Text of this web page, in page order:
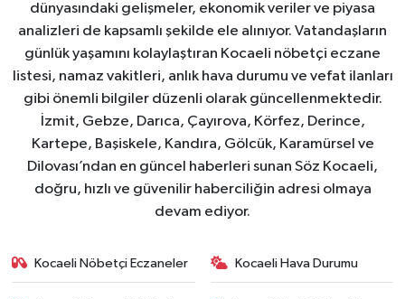
dünyasındaki gelişmeler, ekonomik veriler ve piyasa
analizleri de kapsamlı şekilde ele alınıyor. Vatandaşların
günlük yaşamını kolaylaştıran Kocaeli nöbetçi eczane
listesi, namaz vakitleri, anlık hava durumu ve vefat ilanları
gibi önemli bilgiler düzenli olarak güncellenmektedir.
İzmit, Gebze, Darıca, Çayırova, Körfez, Derince,
Kartepe, Başiskele, Kandıra, Gölcük, Karamürsel ve
Dilovası’ndan en güncel haberleri sunan Söz Kocaeli,
doğru, hızlı ve güvenilir haberciliğin adresi olmaya
devam ediyor.
Kocaeli Nöbetçi Eczaneler Kocaeli Hava Durumu